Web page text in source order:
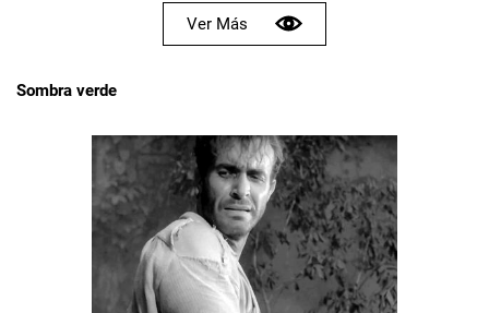
Ver Más
Sombra verde